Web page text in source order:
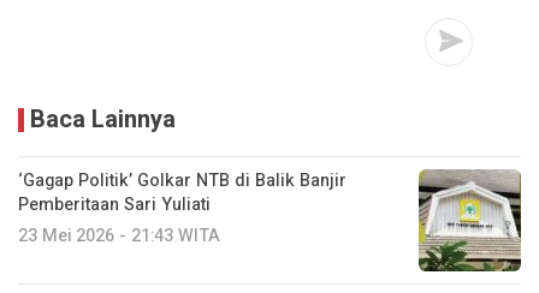
Baca Lainnya
‘Gagap Politik’ Golkar NTB di Balik Banjir
Pemberitaan Sari Yuliati
23 Mei 2026 - 21:43 WITA